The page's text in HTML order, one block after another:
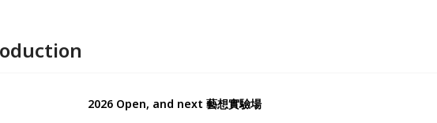
2026 Open, and next 藝想實驗場